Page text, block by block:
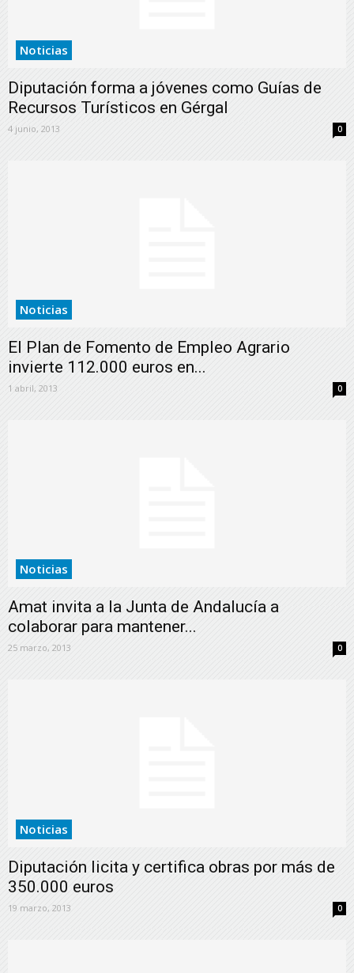
Noticias
Diputación forma a jóvenes como Guías de
Recursos Turísticos en Gérgal
4 junio, 2013 0
Noticias
El Plan de Fomento de Empleo Agrario
invierte 112.000 euros en...
1 abril, 2013 0
Noticias
Amat invita a la Junta de Andalucía a
colaborar para mantener...
25 marzo, 2013 0
Noticias
Diputación licita y certifica obras por más de
350.000 euros
19 marzo, 2013 0